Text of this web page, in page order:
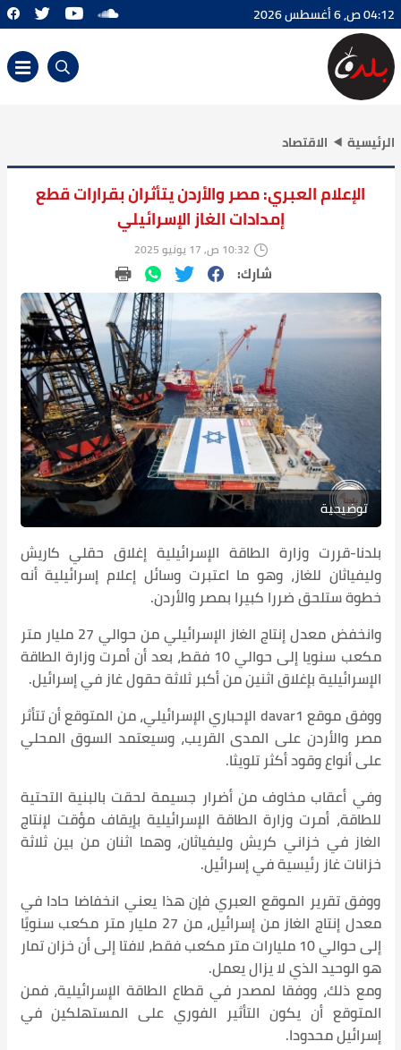
04:12 ص, 6 أغسطس 2026
الرئيسية الاقتصاد
الإعلام العبري: مصر والأردن يتأثران بقرارات قطع
إمدادات الغاز الإسرائيلي
10:32 ص, 17 يونيو 2025
شارك:
توضيحية
بلدنا-قررت وزارة الطاقة الإسرائيلية إغلاق حقلي كاريش
وليفياثان للغاز، وهو ما اعتبرت وسائل إعلام إسرائيلية أنه
خطوة ستلحق ضررا كبيرا بمصر والأردن.
وانخفض معدل إنتاج الغاز الإسرائيلي من حوالي 27 مليار متر
مكعب سنويا إلى حوالي 10 فقط، بعد أن أمرت وزارة الطاقة
الإسرائيلية بإغلاق اثنين من أكبر ثلاثة حقول غاز في إسرائيل.
ووفق موقع davar1 الإحباري الإسرائيلي، من المتوقع أن تتأثر
مصر والأردن على المدى القريب، وسيعتمد السوق المحلي
على أنواع وقود أكثر تلويثا.
وفي أعقاب مخاوف من أضرار جسيمة لحقت بالبنية التحتية
للطاقة، أمرت وزارة الطاقة الإسرائيلية بإيقاف مؤقت لإنتاج
الغاز في خزاني كريش وليفياثان، وهما اثنان من بين ثلاثة
خزانات غاز رئيسية في إسرائيل.
ووفق تقرير الموقع العبري فإن هذا يعني انخفاضا حادا في
معدل إنتاج الغاز من إسرائيل، من 27 مليار متر مكعب سنويًا
إلى حوالي 10 مليارات متر مكعب فقط، لافتا إلى أن خزان تمار
هو الوحيد الذي لا يزال يعمل.
ومع ذلك، ووفقا لمصدر في قطاع الطاقة الإسرائيلية، فمن
المتوقع أن يكون التأثير الفوري على المستهلكين في
إسرائيل محدودا.